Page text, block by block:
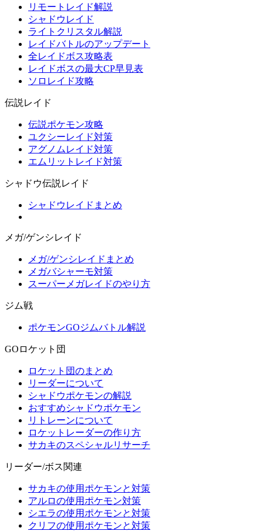
リモートレイド解説
シャドウレイド
ライトクリスタル解説
レイドバトルのアップデート
全レイドボス攻略表
レイドボスの最大CP早見表
ソロレイド攻略
伝説レイド
伝説ポケモン攻略
ユクシーレイド対策
アグノムレイド対策
エムリットレイド対策
シャドウ伝説レイド
シャドウレイドまとめ
メガ/ゲンシレイド
メガ/ゲンシレイドまとめ
メガバシャーモ対策
スーパーメガレイドのやり方
ジム戦
ポケモンGOジムバトル解説
GOロケット団
ロケット団のまとめ
リーダーについて
シャドウポケモンの解説
おすすめシャドウポケモン
リトレーンについて
ロケットレーダーの作り方
サカキのスペシャルリサーチ
リーダー/ボス関連
サカキの使用ポケモンと対策
アルロの使用ポケモン対策
シエラの使用ポケモンと対策
クリフの使用ポケモンと対策